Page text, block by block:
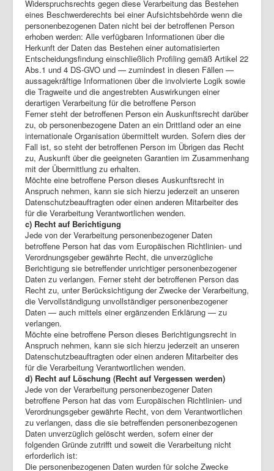
Widerspruchsrechts gegen diese Verarbeitung das Bestehen
eines Beschwerderechts bei einer Aufsichtsbehörde wenn die
personenbezogenen Daten nicht bei der betroffenen Person
erhoben werden: Alle verfügbaren Informationen über die
Herkunft der Daten das Bestehen einer automatisierten
Entscheidungsfindung einschließlich Profiling gemäß Artikel 22
Abs.1 und 4 DS-GVO und — zumindest in diesen Fällen —
aussagekräftige Informationen über die involvierte Logik sowie
die Tragweite und die angestrebten Auswirkungen einer
derartigen Verarbeitung für die betroffene Person
Ferner steht der betroffenen Person ein Auskunftsrecht darüber
zu, ob personenbezogene Daten an ein Drittland oder an eine
internationale Organisation übermittelt wurden. Sofern dies der
Fall ist, so steht der betroffenen Person im Übrigen das Recht
zu, Auskunft über die geeigneten Garantien im Zusammenhang
mit der Übermittlung zu erhalten.
Möchte eine betroffene Person dieses Auskunftsrecht in
Anspruch nehmen, kann sie sich hierzu jederzeit an unseren
Datenschutzbeauftragten oder einen anderen Mitarbeiter des
für die Verarbeitung Verantwortlichen wenden.
c) Recht auf Berichtigung
Jede von der Verarbeitung personenbezogener Daten
betroffene Person hat das vom Europäischen Richtlinien- und
Verordnungsgeber gewährte Recht, die unverzügliche
Berichtigung sie betreffender unrichtiger personenbezogener
Daten zu verlangen. Ferner steht der betroffenen Person das
Recht zu, unter Berücksichtigung der Zwecke der Verarbeitung,
die Vervollständigung unvollständiger personenbezogener
Daten — auch mittels einer ergänzenden Erklärung — zu
verlangen.
Möchte eine betroffene Person dieses Berichtigungsrecht in
Anspruch nehmen, kann sie sich hierzu jederzeit an unseren
Datenschutzbeauftragten oder einen anderen Mitarbeiter des
für die Verarbeitung Verantwortlichen wenden.
d) Recht auf Löschung (Recht auf Vergessen werden)
Jede von der Verarbeitung personenbezogener Daten
betroffene Person hat das vom Europäischen Richtlinien- und
Verordnungsgeber gewährte Recht, von dem Verantwortlichen
zu verlangen, dass die sie betreffenden personenbezogenen
Daten unverzüglich gelöscht werden, sofern einer der
folgenden Gründe zutrifft und soweit die Verarbeitung nicht
erforderlich ist:
Die personenbezogenen Daten wurden für solche Zwecke